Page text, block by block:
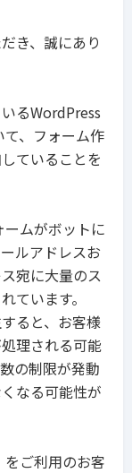
き、誠にあり
るWordPress
、フォーム作
ていることを
ムがボットに
ルアドレスお
宛に大量のス
ています。
ると、お客様
理される可能
の制限が発動
なる可能性が
ご利用のお客